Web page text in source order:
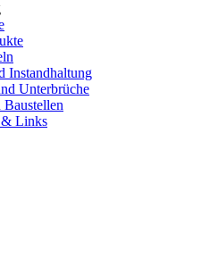
Instandhaltung
Unterbrüche
Baustellen
Links